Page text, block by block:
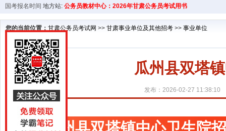
国考报名时间 地方站: 公务员教材中心：2026年甘肃公务员考试用书
您的当前位置： 甘肃公务员考试网 >> 甘肃事业单位及其他招考 >> 事业单位
瓜州县双塔
发布：2026-02-27 11:38:10